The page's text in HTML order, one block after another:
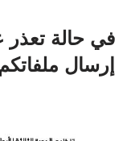
في حالة تعذر
إرسال